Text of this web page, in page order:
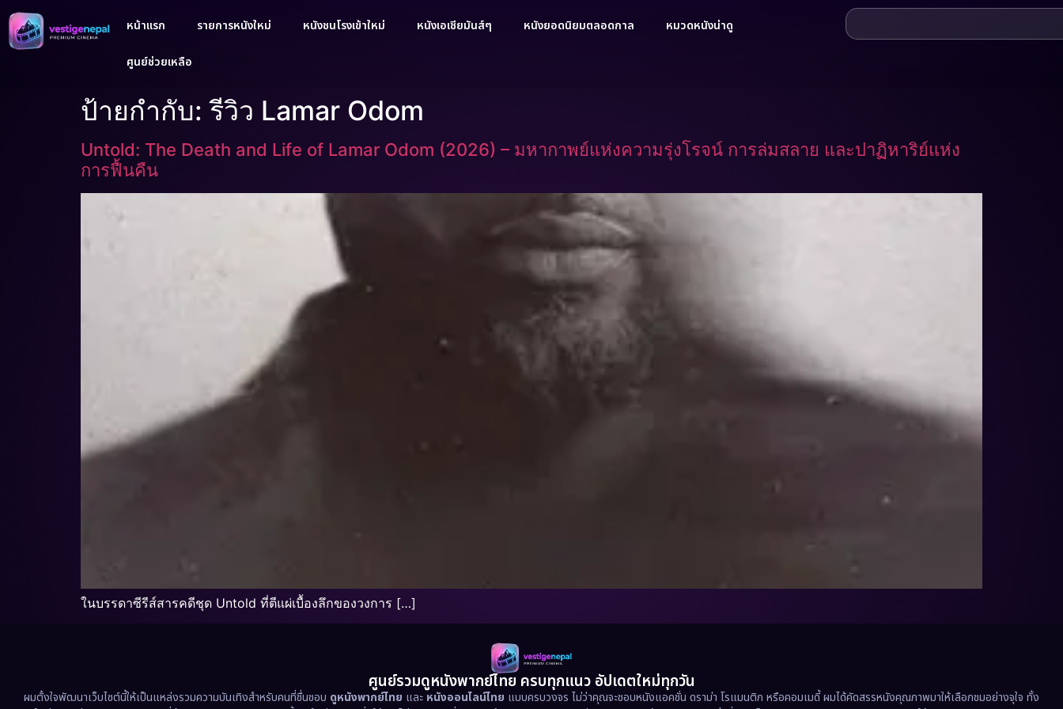
หน้าแรก รายการหนังใหม่ หนังชนโรงเข้าใหม่ หนังเอเชียมันส์ๆ หนังยอดนิยมตลอดกาล หมวดหนังน่าดู
ศูนย์ช่วยเหลือ
ป้ายกำกับ:รีวิว Lamar Odom
Untold: The Death and Life of Lamar Odom (2026) – มหากาพย์แห่งความรุ่งโรจน์ การล่มสลาย และปาฏิหาริย์แห่ง
การฟื้นคืน
ในบรรดาซีรีส์สารคดีชุด Untold ที่ตีแผ่เบื้องลึกของวงการ […]
ศูนย์รวมดูหนังพากย์ไทย ครบทุกแนว อัปเดตใหม่ทุกวัน
ผมตั้งใจพัฒนาเว็บไซต์นี้ให้เป็นแหล่งรวมความบันเทิงสำหรับคนที่ชื่นชอบ ดูหนังพากย์ไทย และ หนังออนไลน์ไทย แบบครบวงจร ไม่ว่าคุณจะชอบหนังแอคชั่น ดราม่า โรแมนติก หรือคอมเมดี้ ผมได้คัดสรรหนังคุณภาพมาให้เลือกชมอย่างจุใจ ทั้ง